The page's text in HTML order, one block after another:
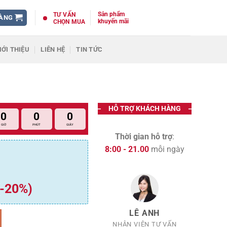
TƯ VẤN
CHỌN MUA
Sản phẩm
khuyến mãi
THIỆU LIÊN HỆ TIN TỨC
0
GIỜ
0
PHÚT
0
GIÂY
20%)
HỖ TRỢ KHÁCH HÀNG
Thời gian hỗ trợ:
8:00 - 21.00mỗi ngày
LÊ ANH
NHÂN VIÊN TƯ VẤN